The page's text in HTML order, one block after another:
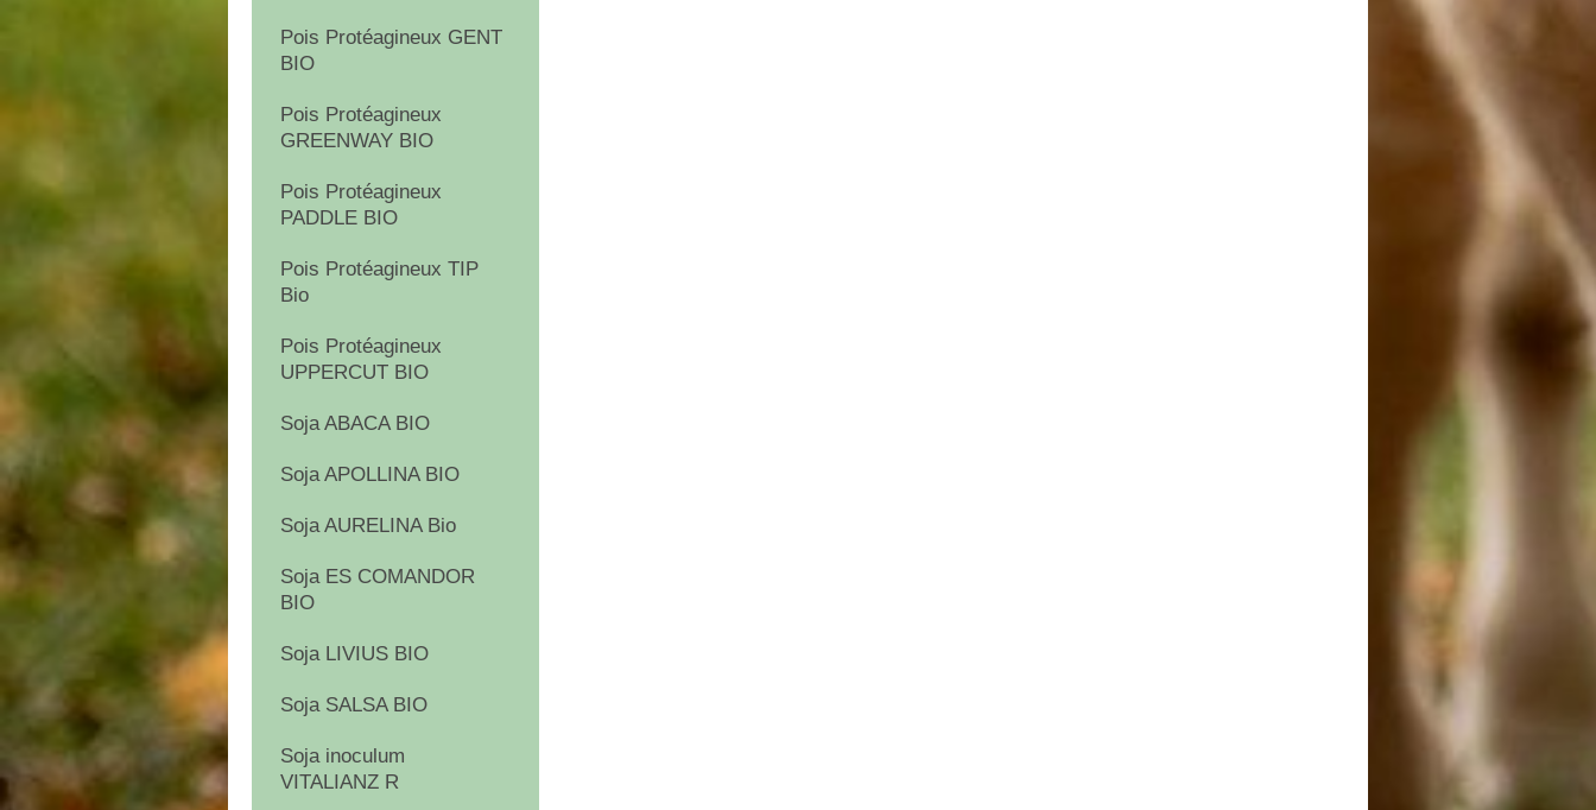
Pois Protéagineux GENT
BIO
Pois Protéagineux
GREENWAY BIO
Pois Protéagineux
PADDLE BIO
Pois Protéagineux TIP
Bio
Pois Protéagineux
UPPERCUT BIO
Soja ABACA BIO
Soja APOLLINA BIO
Soja AURELINA Bio
Soja ES COMANDOR
BIO
Soja LIVIUS BIO
Soja SALSA BIO
Soja inoculum
VITALIANZ R